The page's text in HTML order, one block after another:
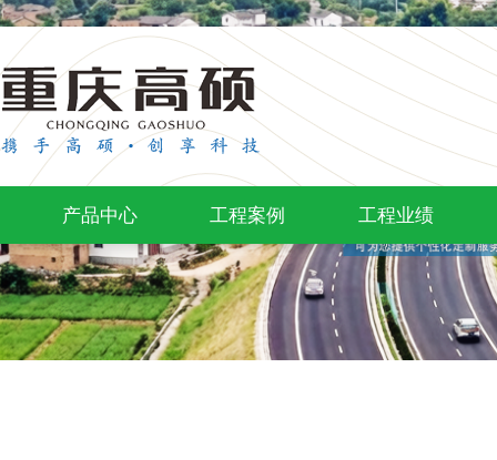
产品中心 工程案例 工程业绩